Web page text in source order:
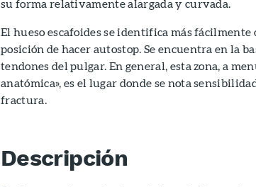
su forma relativamente alargada y curvada.
El hueso escafoides se identifica más
posición de hacer autostop. Se encuentra en la
tendones del pulgar. En general, esta zona, a
anatómica», es el lugar donde se nota
fractura.
Descripción